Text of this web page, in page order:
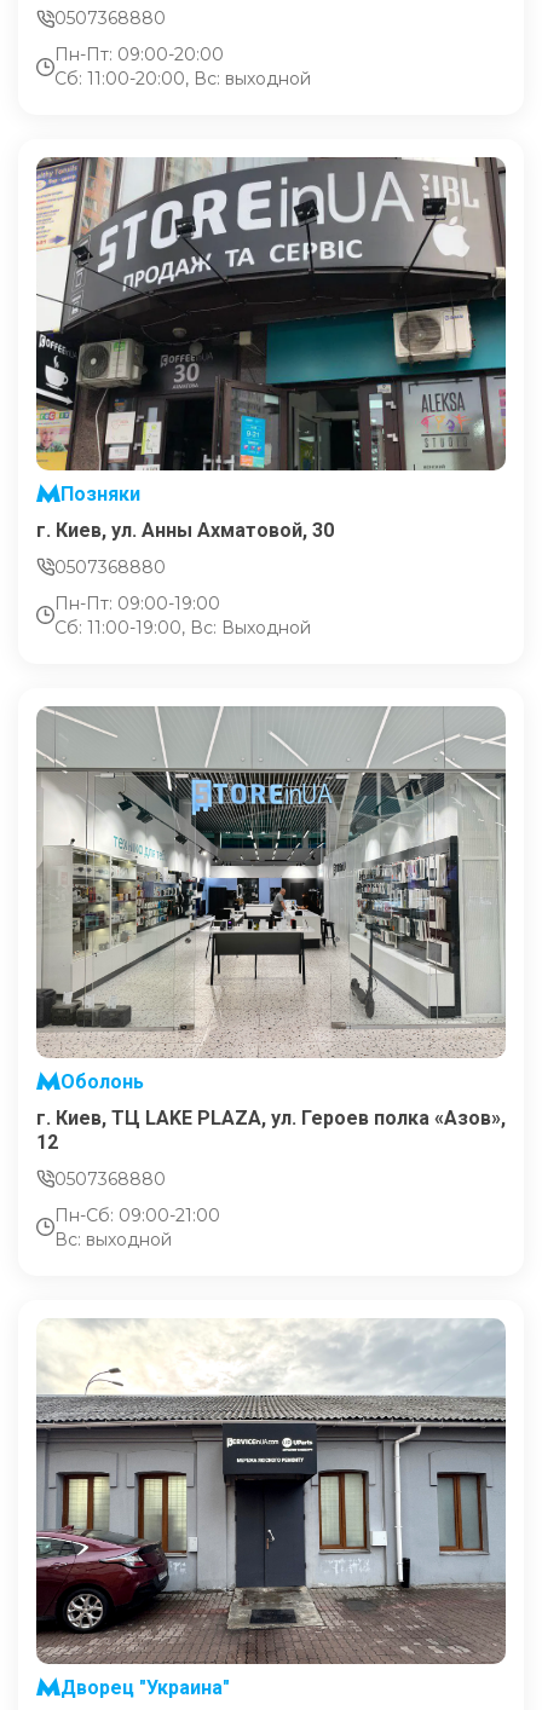
0507368880
Пн-Пт: 09:00-20:00
Сб: 11:00-20:00, Вс: выходной
Позняки
г. Киев, ул. Анны Ахматовой, 30
0507368880
Пн-Пт: 09:00-19:00
Сб: 11:00-19:00, Вс: Выходной
Оболонь
г. Киев, ТЦ LAKE PLAZA, ул. Героев полка «Азов»,
12
0507368880
Пн-Сб: 09:00-21:00
Вс: выходной
Дворец "Украина"